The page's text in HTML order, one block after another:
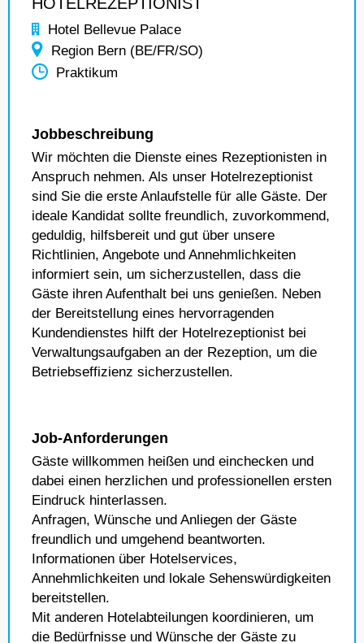
Hotel Bellevue Palace
Region Bern (BE/FR/SO)
Praktikum
Jobbeschreibung
Wir möchten die Dienste eines Rezeptionisten in
Anspruch nehmen. Als unser Hotelrezeptionist
sind Sie die erste Anlaufstelle für alle Gäste. Der
ideale Kandidat sollte freundlich, zuvorkommend,
geduldig, hilfsbereit und gut über unsere
Richtlinien, Angebote und Annehmlichkeiten
informiert sein, um sicherzustellen, dass die
Gäste ihren Aufenthalt bei uns genießen. Neben
der Bereitstellung eines hervorragenden
Kundendienstes hilft der Hotelrezeptionist bei
Verwaltungsaufgaben an der Rezeption, um die
Betriebseffizienz sicherzustellen.
Job-Anforderungen
Gäste willkommen heißen und einchecken und
dabei einen herzlichen und professionellen ersten
Eindruck hinterlassen.
Anfragen, Wünsche und Anliegen der Gäste
freundlich und umgehend beantworten.
Informationen über Hotelservices,
Annehmlichkeiten und lokale Sehenswürdigkeiten
bereitstellen.
Mit anderen Hotelabteilungen koordinieren, um
die Bedürfnisse und Wünsche der Gäste zu